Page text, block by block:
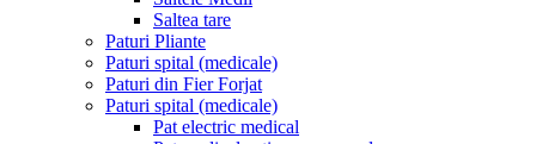
Saltea tare
Paturi Pliante
Paturi spital (medicale)
Paturi din Fier Forjat
Paturi spital (medicale)
Pat electric medical